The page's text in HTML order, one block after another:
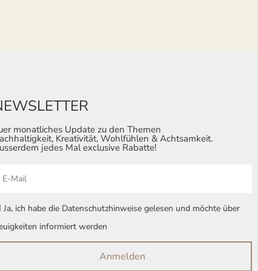
monatliches Update zu den Themen
Kreativität, Wohlfühlen & Achtsamkeit.
jedes Mal exclusive Rabatte!
Ja, ich habe die Datenschutzhinweise gelesen und möchte über
informiert werden
Anmelden